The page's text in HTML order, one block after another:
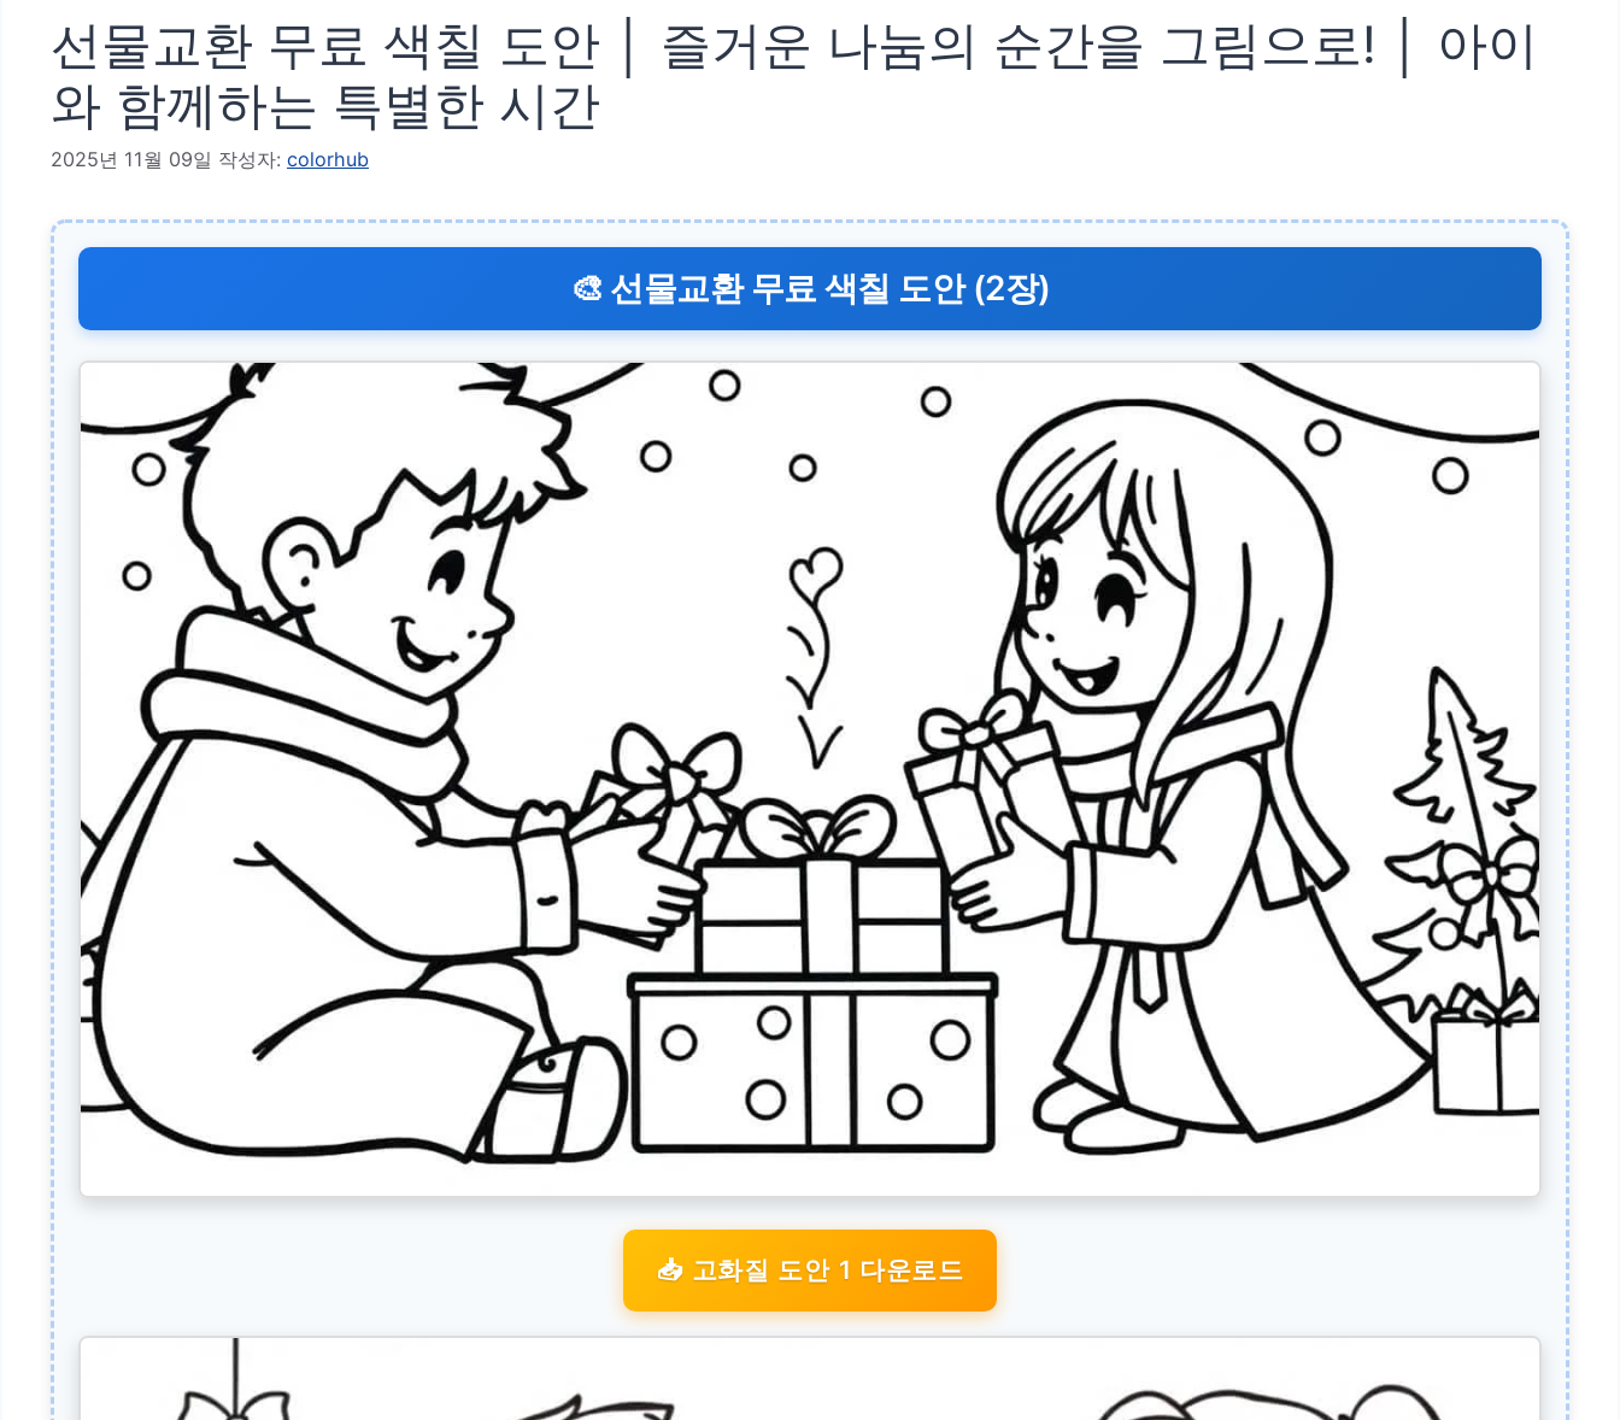
선물교환 무료 색칠 도안 │ 즐거운 나눔의 순간을 그림으로! │ 아이
와 함께하는 특별한 시간
2025년 11월 09일 작성자: colorhub
🎨 선물교환 무료 색칠 도안 (2장)
📥 고화질 도안 1 다운로드